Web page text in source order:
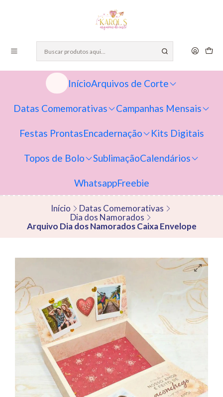
InícioArquivos de Corte
Datas Comemorativas Campanhas Mensais
Festas ProntasEncadernação Kits Digitais
Topos de Bolo SublimaçãoCalendários
WhatsappFreebie
Início
Datas Comemorativas
Dia dos Namorados
Arquivo Dia dos Namorados Caixa Envelope